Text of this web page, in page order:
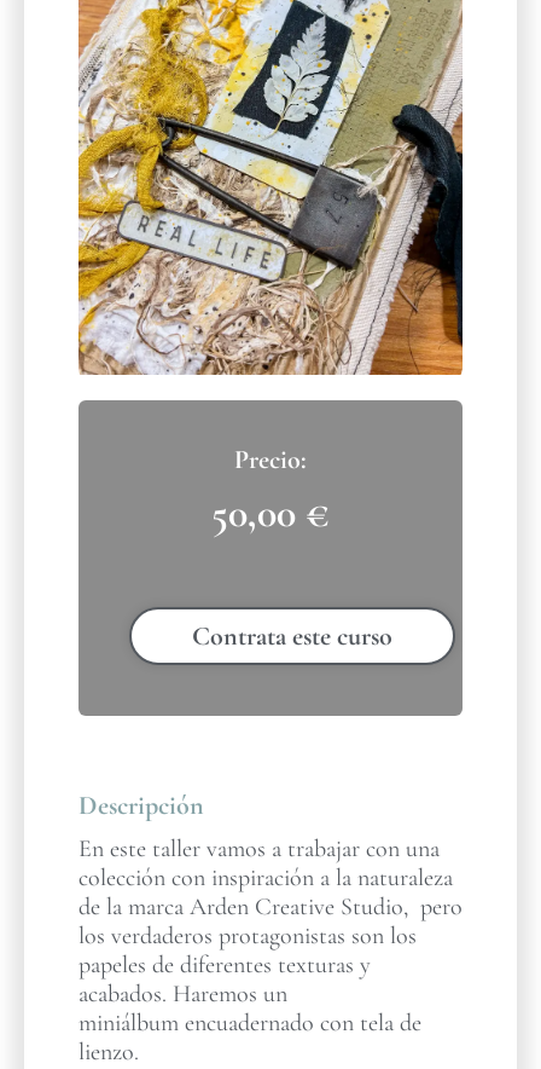
50,00 €
Contrata este curso
Descripción
En este taller vamos a trabajar con una
colección con inspiración a la naturaleza
de la marca Arden Creative Studio, pero
los verdaderos protagonistas son los
papeles de diferentes texturas y
acabados. Haremos un
miniálbum encuadernado con tela de
lienzo.